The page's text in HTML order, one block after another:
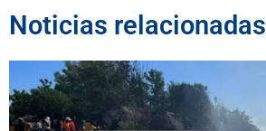
Noticias relacionadas